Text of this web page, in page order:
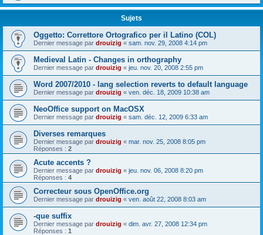
Sujets
Oggetto: Correttore Ortografico per il Latino (COL)
Dernier message par drouizig « sam. nov. 29, 2008 4:14 pm
Medieval Latin - Changes in orthography
Dernier message par drouizig « jeu. nov. 20, 2008 2:55 pm
Word 2007/2010 - lang selection reverts to default language
Dernier message par drouizig « ven. déc. 18, 2009 10:38 am
NeoOffice support on MacOSX
Dernier message par drouizig « sam. déc. 12, 2009 6:33 am
Diverses remarques
Dernier message par drouizig « mar. nov. 25, 2008 8:05 pm
Réponses : 2
Acute accents ?
Dernier message par drouizig « jeu. nov. 06, 2008 8:20 pm
Réponses : 4
Correcteur sous OpenOffice.org
Dernier message par drouizig « ven. août 22, 2008 8:03 am
-que suffix
Dernier message par drouizig « dim. avr. 27, 2008 12:34 pm
Réponses : 1